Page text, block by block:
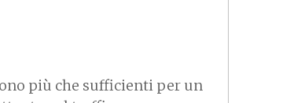
più che sufficienti per un